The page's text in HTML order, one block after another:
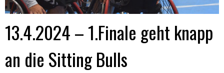
13.4.2024 – 1.Finale geht knapp
an die Sitting Bulls